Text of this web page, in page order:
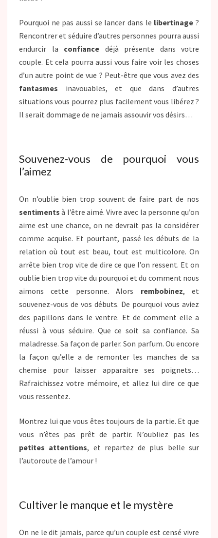
Pourquoi ne pas aussi se lancer dans le libertinage?
Rencontrer et séduire d’autres personnes pourra aussi
endurcir la confiance déjà présente dans votre
couple. Et cela pourra aussi vous faire voir les choses
d’un autre point de vue ? Peut-être que vous avez des
fantasmes inavouables, et que dans d’autres
situations vous pourrez plus facilement vous libérez ?
Il serait dommage de ne jamais assouvir vos désirs…
Souvenez-vous de pourquoi vous
l’aimez
On n’oublie bien trop souvent de faire part de nos
sentimentsà l’être aimé. Vivre avec la personne qu’on
aime est une chance, on ne devrait pas la considérer
comme acquise. Et pourtant, passé les débuts de la
relation où tout est beau, tout est multicolore. On
arrête bien trop vite de dire ce que l’on ressent. Et on
oublie bien trop vite du pourquoi et du comment nous
aimons cette personne. Alors rembobinez, et
souvenez-vous de vos débuts. De pourquoi vous aviez
des papillons dans le ventre. Et de comment elle a
réussi à vous séduire. Que ce soit sa confiance. Sa
maladresse. Sa façon de parler. Son parfum. Ou encore
la façon qu’elle a de remonter les manches de sa
chemise pour laisser apparaitre ses poignets…
Rafraichissez votre mémoire, et allez lui dire ce que
vous ressentez.
Montrez lui que vous êtes toujours de la partie. Et que
vous n’êtes pas prêt de partir. N’oubliez pas les
petites attentions, et repartez de plus belle sur
l’autoroute de l’amour !
Cultiver le manque et le mystère
On ne le dit jamais, parce qu’un couple est censé vivre